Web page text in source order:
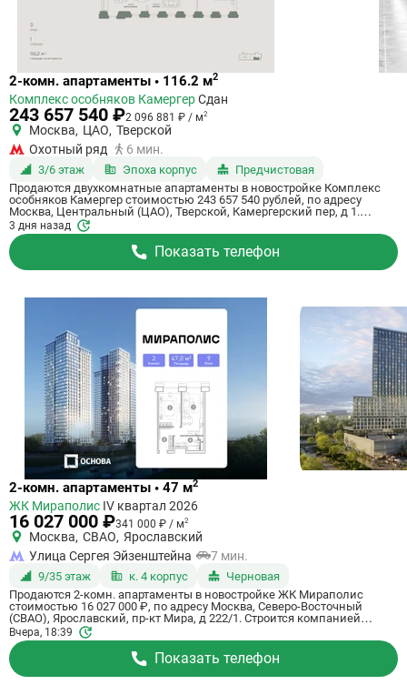
Ссылка
квартиру
2-комн. апартаменты • 116.2 м2
Комплекс особняков КамергерСдан
243 657 540 ₽2 096 881 ₽ / м2
Москва, ЦАО, Тверской
Охотный ряд
6 мин.
3/6 этаж Эпоха корпус
Предчистовая
Продаются двухкомнатные апартаменты в новостройке Комплекс
особняков Камергер стоимостью 243 657 540 рублей, по адресу
Москва, Центральный (ЦАО), Тверской, Камергерский пер, д 1.
Компания застройщик ENGEO Development. Апартаменты сдаются в
III квартале 2026 года с предчистовой отделкой, в 6 минутах пешком
от станции метро Охотный ряд. Общая площадь апартаментов - 116.2
м². Этаж 3. ID апартаментов на СтройкиРУ 653789, скажите его когда
будете звонить.
3 дня назад
Показать телефон
Ссылка
квартиру
2-комн. апартаменты • 47 м2
ЖК Мираполис IV квартал 2026
16 027 000 ₽341 000 ₽ / м2
Москва, СВАО, Ярославский
Улица Сергея Эйзенштейна
7 мин.
9/35 этаж к. 4 корпус
Черновая
Продаются 2-комн. апартаменты в новостройке ЖК Мираполис
стоимостью 16 027 000 ₽, по адресу Москва, Северо-Восточный
(СВАО), Ярославский, пр-кт Мира, д 222/1. Строится компанией
Основа, ГК. Апартаменты сдаются в 4 квартале 2026 года с черновой
отделкой, в 11 минутах на машине от станции метро Ботанический
сад. Общая площадь апартаментов - 47 кв. м. Этаж 9 из 35. ID
апартаментов на СтройкиРУ 757667, скажите его когда будете
звонить.
Вчера, 18:39
Показать телефон